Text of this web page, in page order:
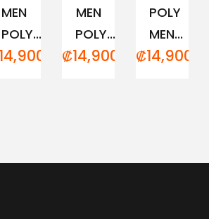
MEN
POLY...
14,900.00
MEN
POLY...
₡14,900.00
POLY
MEN...
₡